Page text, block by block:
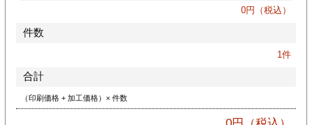
0円（税込）
件数
1件
合計
（印刷価格 + 加工価格）× 件数